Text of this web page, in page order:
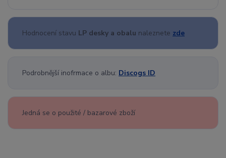
Hodnocení stavu LP desky a obalu naleznete zde
Podrobnější inofrmace o albu: Discogs ID
Jedná se o použité / bazarové zboží